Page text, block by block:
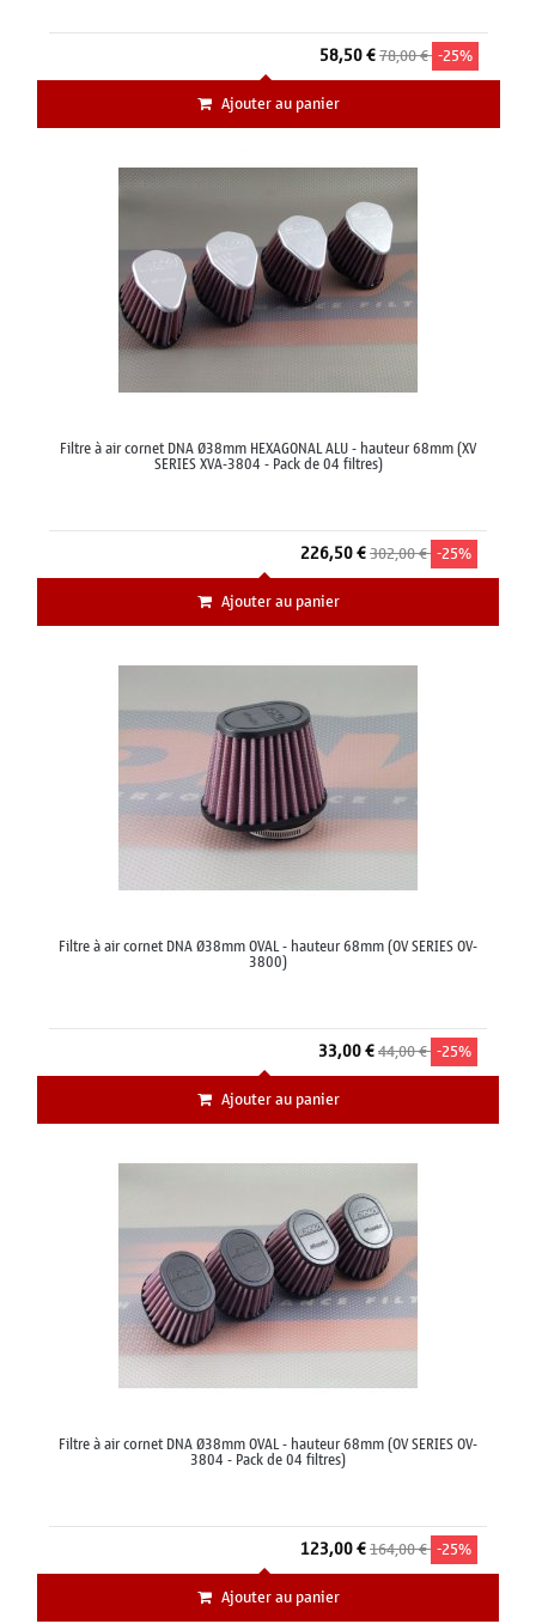
58,50 €78,00 € -25%
Ajouter au panier
Filtre à air cornet DNA Ø38mm HEXAGONAL ALU - hauteur 68mm (XV
SERIES XVA-3804 - Pack de 04 filtres)
226,50 €302,00 € -25%
Ajouter au panier
Filtre à air cornet DNA Ø38mm OVAL - hauteur 68mm (OV SERIES OV-
3800)
33,00 €44,00 € -25%
Ajouter au panier
Filtre à air cornet DNA Ø38mm OVAL - hauteur 68mm (OV SERIES OV-
3804 - Pack de 04 filtres)
123,00 €164,00 € -25%
Ajouter au panier